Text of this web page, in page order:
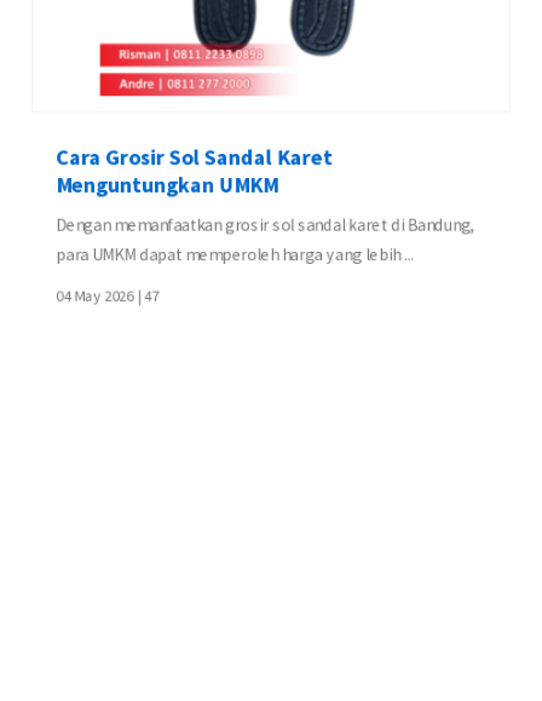
Cara Grosir Sol Sandal Karet
Menguntungkan UMKM
Dengan memanfaatkan grosir sol sandal karet di Bandung,
para UMKM dapat memperoleh harga yang lebih ...
04 May 2026 |47